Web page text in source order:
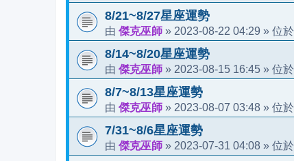
8/21~8/27星座運勢
由 傑克巫師 » 2023-08-22 04:29 » 位於
8/14~8/20星座運勢
由 傑克巫師 » 2023-08-15 16:45 » 位於
8/7~8/13星座運勢
由 傑克巫師 » 2023-08-07 03:48 » 位於
7/31~8/6星座運勢
由 傑克巫師 » 2023-07-31 04:08 » 位於